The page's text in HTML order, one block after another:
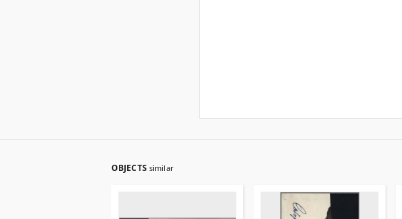
OBJECTS similar